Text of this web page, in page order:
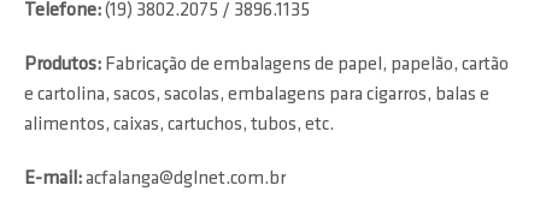
Telefone:(19) 3802.2075 / 3896.1135
Produtos: Fabricação de embalagens de papel, papelão, cartão
e cartolina, sacos, sacolas, embalagens para cigarros, balas e
alimentos, caixas, cartuchos, tubos, etc.
E-mail:acfalanga@dglnet.com.br